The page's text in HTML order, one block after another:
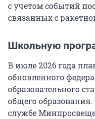
с учетом событий
связанных с
Школьную
В июле 2026 года
обновленного
образовательного
общего
службе